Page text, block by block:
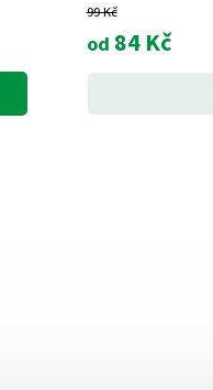
99 Kč
od 84 Kč